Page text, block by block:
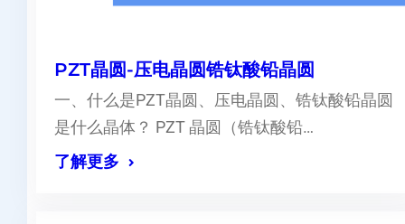
PZT晶圆-压电晶圆锆钛酸铅晶圆
一、什么是PZT晶圆、压电晶圆、锆钛酸铅晶圆
是什么晶体？ PZT 晶圆（锆钛酸铅…
了解更多